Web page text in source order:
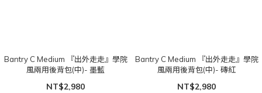
Bantry C Medium 『出外走走』學院
風兩用後背包(中)- 墨藍
NT$2,980
Bantry C Medium 『出外走走』學院
風兩用後背包(中)- 磚紅
NT$2,980